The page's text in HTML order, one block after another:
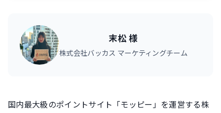
末松 様
株式会社バッカス マーケティングチーム
国内最大級のポイントサイト「モッピー」を運営する株